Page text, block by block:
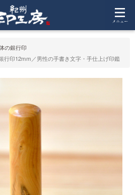
の銀行印
行印12mm／男性の手書き文字・手仕上げ印鑑